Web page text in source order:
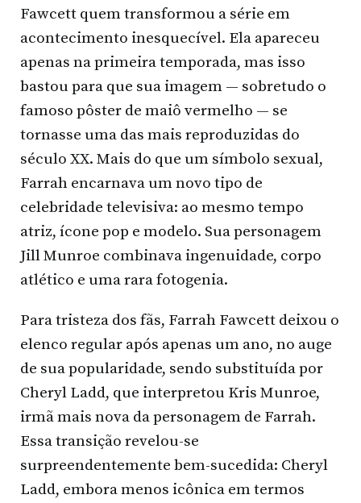
Fawcett quem transformou a série em
acontecimento inesquecível. Ela apareceu
apenas na primeira temporada, mas isso
bastou para que sua imagem — sobretudo o
famoso pôster de maiô vermelho — se
tornasse uma das mais reproduzidas do
século XX. Mais do que um símbolo sexual,
Farrah encarnava um novo tipo de
celebridade televisiva: ao mesmo tempo
atriz, ícone pop e modelo. Sua personagem
Jill Munroe combinava ingenuidade, corpo
atlético e uma rara fotogenia.
Para tristeza dos fãs, Farrah Fawcett deixou o
elenco regular após apenas um ano, no auge
de sua popularidade, sendo substituída por
Cheryl Ladd, que interpretou Kris Munroe,
irmã mais nova da personagem de Farrah.
Essa transição revelou-se
surpreendentemente bem-sucedida: Cheryl
Ladd, embora menos icônica em termos